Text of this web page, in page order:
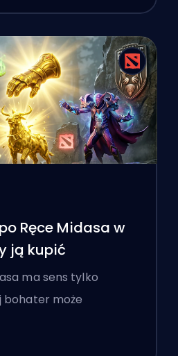
Ręce Midasa w
ją kupić
ma sens tylko
bohater może